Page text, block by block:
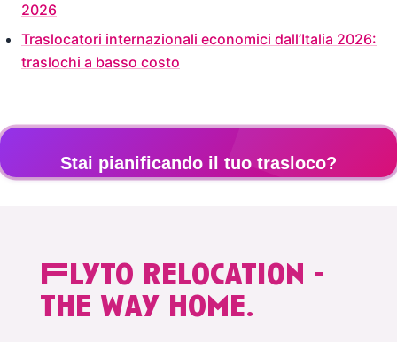
2026
Traslocatori internazionali economici dall’Italia 2026:
traslochi a basso costo
Stai pianificando il tuo trasloco?
Preventivo gratuito →
Flyto relocation -
the way home.